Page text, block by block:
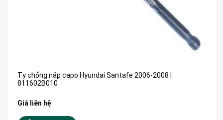
Ty chống nắp capo Hyundai Santafe 2006-2008 |
811602B010
Giá liên hệ